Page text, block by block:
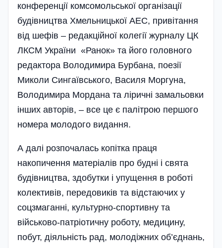
конференції комсомольської організації
будівництва Хмельницької АЕС, привітання
від шефів – редакційної колегії журналу ЦК
ЛКСМ України «Ранок» та його головного
редактора Володимира Бурбана, поезії
Миколи Сингаївського, Василя Моргуна,
Володимира Мордана та ліричні замальовки
інших авторів, – все це є палітрою першого
номера молодого видання.
А далі розпочалась копітка праця
накопичення матеріалів про будні і свята
будівництва, здобутки і упущення в роботі
колективів, передовиків та відстаючих у
соцзмаганні, культурно-спортивну та
військово-патріотичну роботу, медицину,
побут, діяльність рад, молодіжних об’єднань,